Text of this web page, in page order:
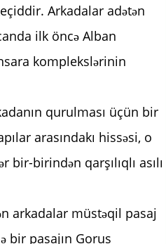
Arkadalar adətən
ilk öncə Alban
komplekslərinin
qurulması üçün bir
arasındakı hissəsi, o
birindən qarşılıqlı asılı
arkadalar müstəqil pasaj
bir pasajın Gorus